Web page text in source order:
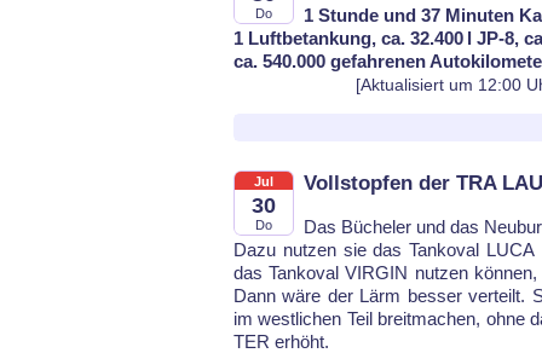
Do
1 Stunde und 37 Minuten
1 Luftbetankung, ca. 32.400 l JP-8,
ca. 540.000 gefahrenen
[Aktualisiert um 12:00
Jul
30
Do
Vollstopfen der TRA
Das Bü­che­ler und das
Da­zu nut­zen sie das Tank­oval
das Tank­oval VIR­GIN nut­zen
Dann wä­re der Lärm bes­ser ver­teilt.
im west­li­chen Teil breit­ma­chen, oh­ne
TER er­höht.